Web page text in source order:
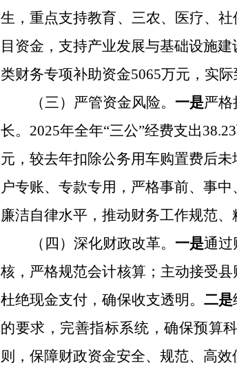
生，重点支持教育、三农、医疗、
目资金，支持产业发展与基础设施
类财务专项补助资金5065万元，实
（三）严管资金风险。 一是严格
长。 2025年全年“三公”经费支出38.23
元，较去年扣除公务用车购置费后未
户专账、专款专用，严格事前、事
廉洁自律水平 ，推动财务工作规范、
（四）深化财政改革。 一是通过
核，严格规范会计核算；主动接受
杜绝现金支付，确保收支透明。 二是
的要求，完善指标系统，确保预算
则，保障财政资金安全、规范、高效